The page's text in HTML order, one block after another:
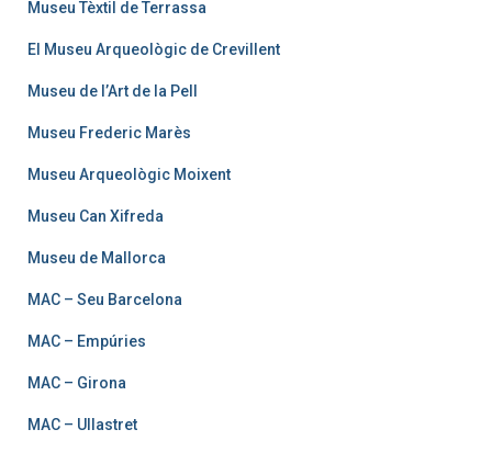
Museu Tèxtil de Terrassa
El Museu Arqueològic de Crevillent
Museu de l’Art de la Pell
Museu Frederic Marès
Museu Arqueològic Moixent
Museu Can Xifreda
Museu de Mallorca
MAC – Seu Barcelona
MAC – Empúries
MAC – Girona
MAC – Ullastret